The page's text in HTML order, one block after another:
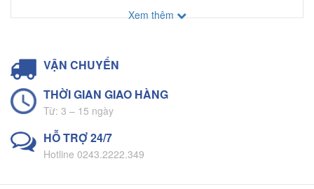
Xem thêm
VẬN CHUYỂN
THỜI GIAN GIAO HÀNG
Từ: 3 – 15 ngày
HỖ TRỢ 24/7
Hotline 0243.2222.349